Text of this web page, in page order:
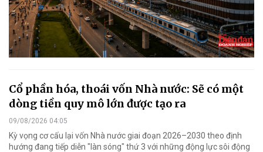
Cổ phần hóa, thoái vốn Nhà nước: Sẽ có một
dòng tiền quy mô lớn được tạo ra
09/08/2026 04:05
Kỳ vọng cơ cấu lại vốn Nhà nước giai đoạn 2026–2030 theo định
hướng đang tiếp diễn "làn sóng" thứ 3 với những động lực sôi động